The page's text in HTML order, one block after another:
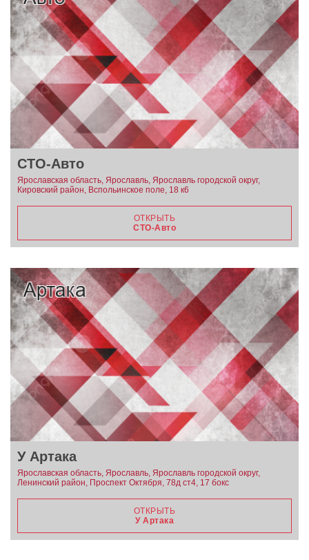
СТО-Авто
Ярославская область, Ярославль, Ярославль городской округ,
Кировский район, Вспольинское поле, 18 к6
ОТКРЫТЬ
СТО-Авто
У Артака
Ярославская область, Ярославль, Ярославль городской округ,
Ленинский район, Проспект Октября, 78д ст4, 17 бокс
ОТКРЫТЬ
У Артака